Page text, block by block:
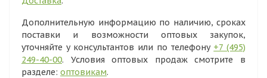
Дополнительную информацию по наличию, сроках
поставки и возможности оптовых закупок,
уточняйте у консультантов или по телефону +7 (495)
249-40-00. Условия оптовых продаж смотрите в
разделе: оптовикам.